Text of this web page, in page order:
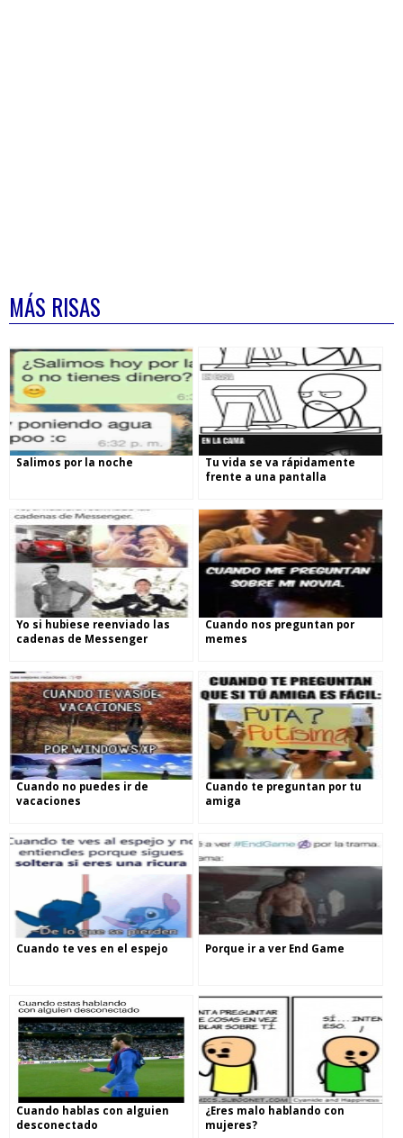
MÁS RISAS
Salimos por la noche
Tu vida se va rápidamente
frente a una pantalla
Yo si hubiese reenviado las
cadenas de Messenger
Cuando nos preguntan por
memes
Cuando no puedes ir de
vacaciones
Cuando te preguntan por tu
amiga
Cuando te ves en el espejo Porque ir a ver End Game
Cuando hablas con alguien
desconectado
¿Eres malo hablando con
mujeres?